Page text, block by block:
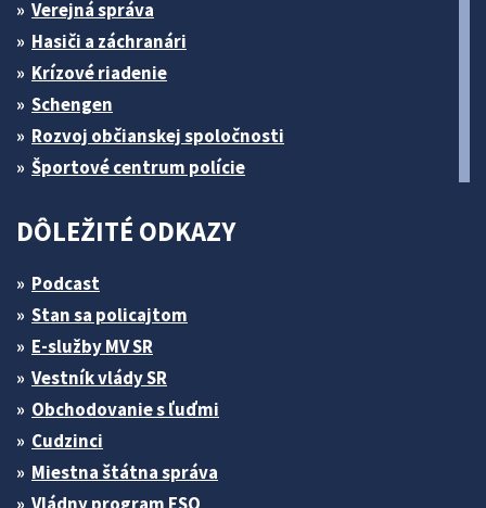
Verejná správa
Hasiči a záchranári
Krízové riadenie
Schengen
Rozvoj občianskej spoločnosti
Športové centrum polície
DÔLEŽITÉ ODKAZY
Podcast
Stan sa policajtom
E-služby MV SR
Vestník vlády SR
Obchodovanie s ľuďmi
Cudzinci
Miestna štátna správa
Vládny program ESO